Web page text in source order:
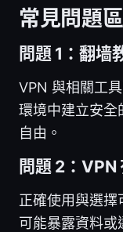
常見問題區
問題 1：翻墙
VPN 與相關工
環境中建立安全
自由。
問題 2：VPN
正確使用與選擇
可能暴露資料